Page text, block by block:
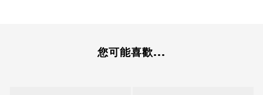
您可能喜歡...